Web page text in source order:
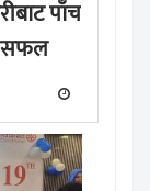
पाँच
सफल